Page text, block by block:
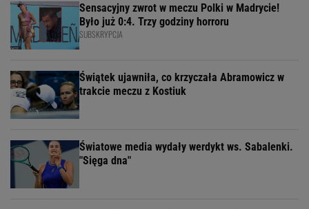
Sensacyjny zwrot w meczu Polki w Madrycie!
Było już 0:4. Trzy godziny horroru
SUBSKRYPCJA
Świątek ujawniła, co krzyczała Abramowicz w
trakcie meczu z Kostiuk
Światowe media wydały werdykt ws. Sabalenki.
"Sięga dna"